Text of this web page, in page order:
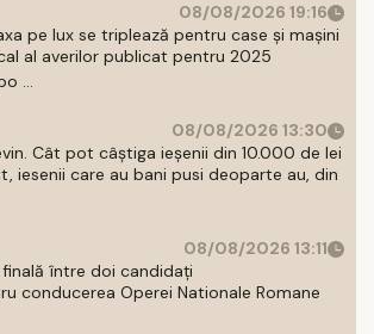
08/08/2026 19:16
pe lux se triplează pentru case și mașini
al averilor publicat pentru 2025
...
08/08/2026 13:30
Cât pot câștiga ieșenii din 10.000 de lei
iesenii care au bani pusi deoparte au, din
08/08/2026 13:11
între doi candidați
conducerea Operei Nationale Romane